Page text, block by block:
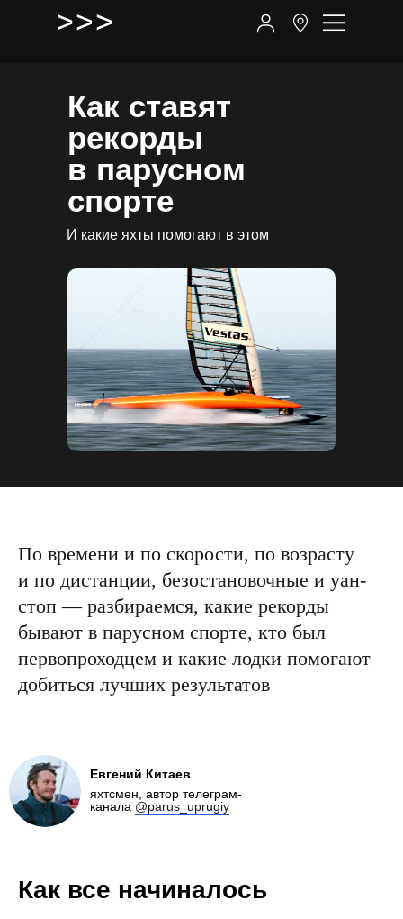
И какие яхты помогают в этом
Как ставят
рекорды
в парусном
спорте
По времени и по скорости, по возрасту
и по дистанции, безостановочные и уан-
стоп — разбираемся, какие рекорды
бывают в парусном спорте, кто был
первопроходцем и какие лодки помогают
добиться лучших результатов
Евгений Китаев
яхтсмен, автор телеграм-
канала @parus_uprugiy
Как все начиналось